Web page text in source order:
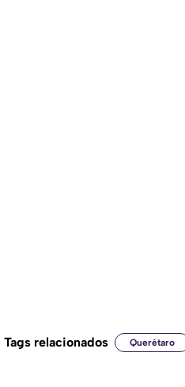
Tags relacionados Querétaro